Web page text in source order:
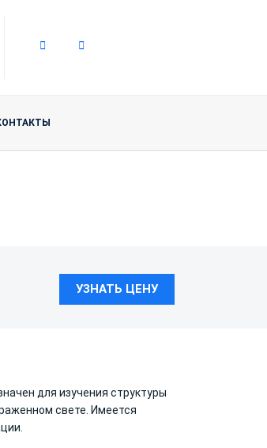
УЗНАТЬ ЦЕНУ
для изучения структуры
свете. Имеется